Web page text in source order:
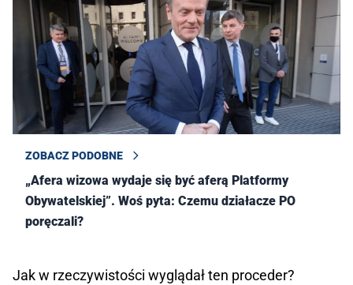
ZOBACZ PODOBNE
„Afera wizowa wydaje się być aferą Platformy
Obywatelskiej”. Woś pyta: Czemu działacze PO
poręczali?
Jak w rzeczywistości wyglądał ten proceder?